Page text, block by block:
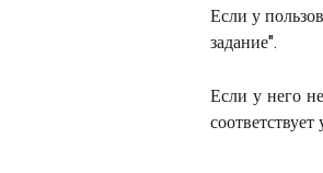
Если у
задание".
Если у него